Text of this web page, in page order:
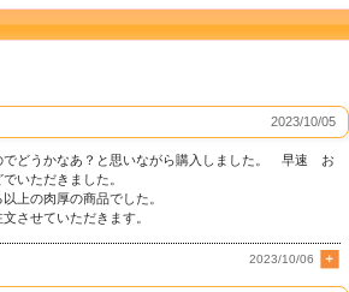
2023/10/05
でどうかなあ？と思いながら購入しました。 早速 お
いただきました。
上の肉厚の商品でした。
させていただきます。
2023/10/06